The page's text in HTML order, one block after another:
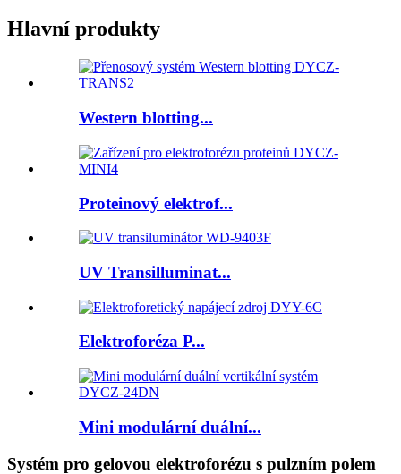
Hlavní produkty
Western blotting...
Proteinový elektrof...
UV Transilluminat...
Elektroforéza P...
Mini modulární duální...
Systém pro gelovou elektroforézu s pulzním polem